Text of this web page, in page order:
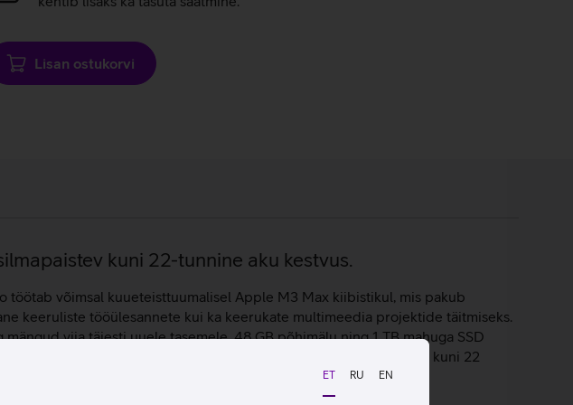
ET RU EN
Lisan ostukorvi
kuni 22-tunnine aku kestvus.
töötab võimsal kuueteisttuumalisel Apple M3 Max kiibistikul, mis pakub
keeruliste tööülesannete kui ka keerukate multimeedia projektide täitmiseks.
viia täiesti uuele tasemele. 48 GB põhimälu ning 1 TB mahuga SSD
Apple MacBook Pro 16 sülearvutil on pikk aku kestvus, mis on kuni 22